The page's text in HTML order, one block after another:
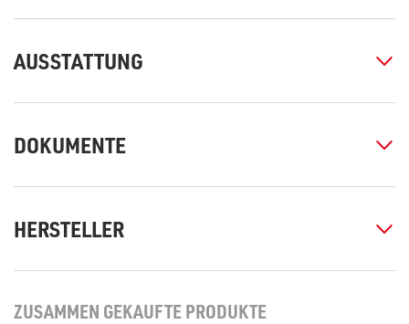
AUSSTATTUNG
DOKUMENTE
HERSTELLER
ZUSAMMEN GEKAUFTE PRODUKTE